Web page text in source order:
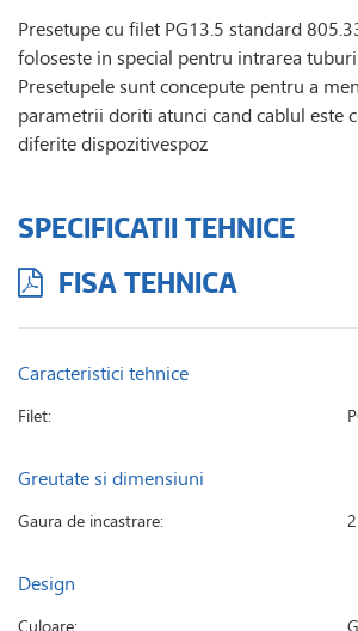
Presetupe cu filet PG13.5 standard
foloseste in special pentru intrarea
Presetupele sunt concepute pentru a
parametrii doriti atunci cand cablul este
diferite dispozitivespoz
SPECIFICATII TEHNICE
FISA TEHNICA
Caracteristici tehnice
Filet:
Greutate si dimensiuni
Gaura de incastrare:
Design
Culoare: